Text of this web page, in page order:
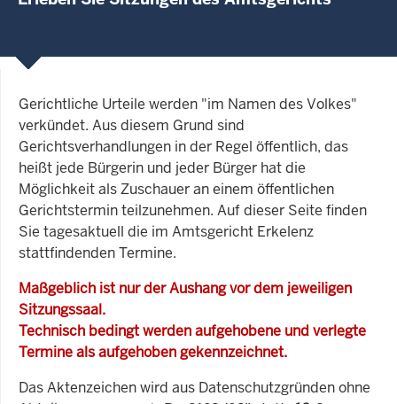
Gerichtliche Urteile werden "im Namen des Volkes"
verkündet. Aus diesem Grund sind
Gerichtsverhandlungen in der Regel öffentlich, das
heißt jede Bürgerin und jeder Bürger hat die
Möglichkeit als Zuschauer an einem öffentlichen
Gerichtstermin teilzunehmen. Auf dieser Seite finden
Sie tagesaktuell die im Amtsgericht Erkelenz
stattfindenden Termine.
Maßgeblich ist nur der Aushang vor dem jeweiligen
Sitzungssaal.
Technisch bedingt werden aufgehobene und verlegte
Termine als aufgehoben gekennzeichnet.
Das Aktenzeichen wird aus Datenschutzgründen ohne